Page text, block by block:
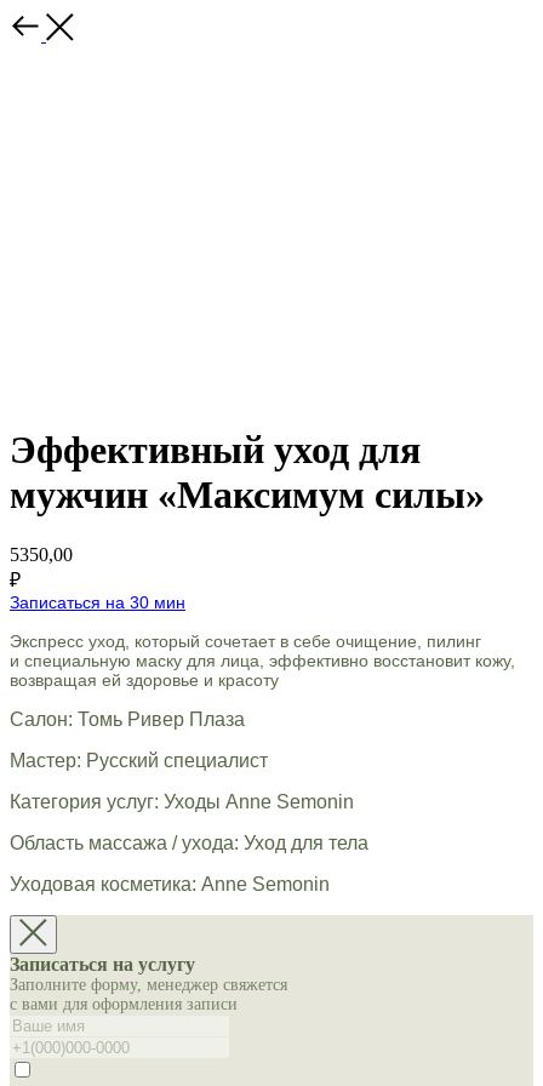
Эффективный уход для
мужчин «Максимум силы»
5350,00
₽
Записаться на 30 мин
Экспресс уход, который сочетает в себе очищение, пилинг
и специальную маску для лица, эффективно восстановит кожу,
возвращая ей здоровье и красоту
Салон: Томь Ривер Плаза
Мастер: Русский специалист
Категория услуг: Уходы Anne Semonin
Область массажа / ухода: Уход для тела
Уходовая косметика: Anne Semonin
Записаться на услугу
Заполните форму, менеджер свяжется
с вами для оформления записи